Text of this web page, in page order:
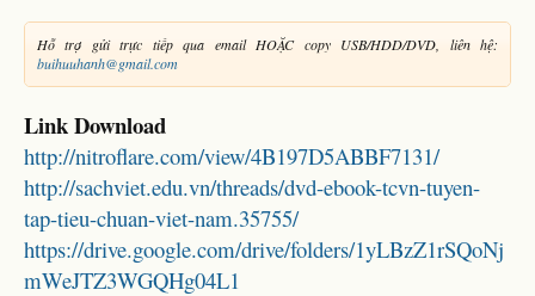
Hỗ trợ gửi trực tiếp qua email HOẶC copy USB/HDD/DVD, liên hệ:
buihuuhanh@gmail.com
Link Download
http://nitroflare.com/view/4B197D5ABBF7131/
http://sachviet.edu.vn/threads/dvd-ebook-tcvn-tuyen-
tap-tieu-chuan-viet-nam.35755/
https://drive.google.com/drive/folders/1yLBzZ1rSQoNj
mWeJTZ3WGQHg04L1